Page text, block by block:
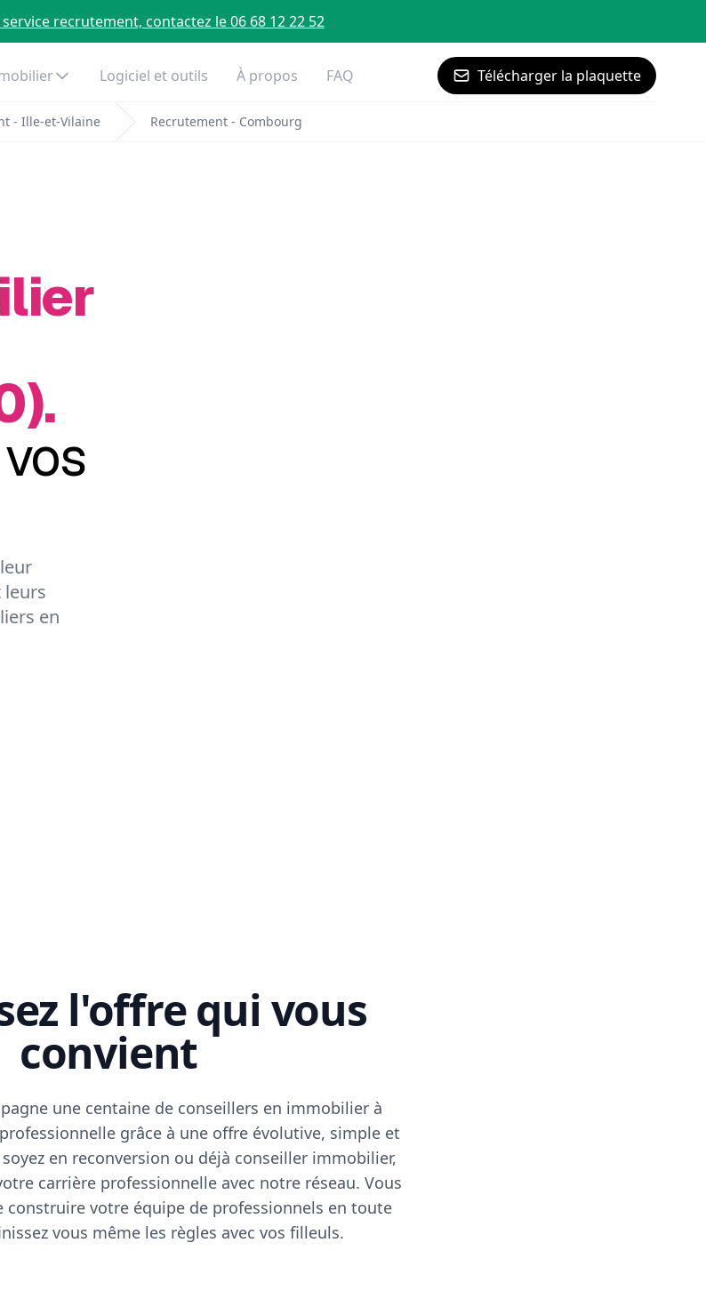
recrutement, contactez le 06 68 12 22 52
Logiciel et outils À propos FAQ Télécharger la plaquette
- Ille-et-Vilaine Recrutement - Combourg
en
l'offre qui vous
convient
une centaine de conseillers en immobilier à
grâce à une offre évolutive, simple et
en reconversion ou déjà conseiller immobilier,
carrière professionnelle avec notre réseau. Vous
construire votre équipe de professionnels en toute
vous même les règles avec vos filleuls.